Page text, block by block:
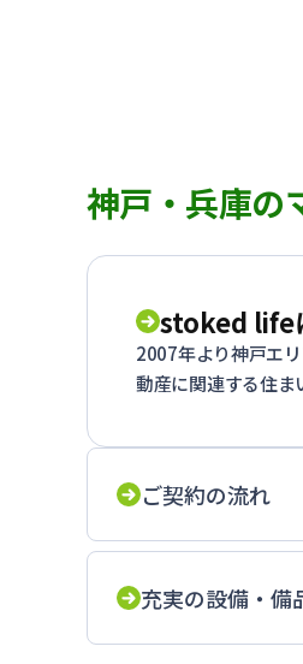
神戸・兵庫の
stoked life
2007年より神戸エ
動産に関連する住ま
ご契約の流れ
充実の設備・備